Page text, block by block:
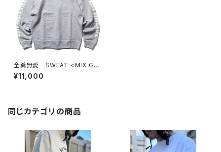
全糞無愛 SWEAT <MIX GR
AY>
¥11,000
同じカテゴリの商品